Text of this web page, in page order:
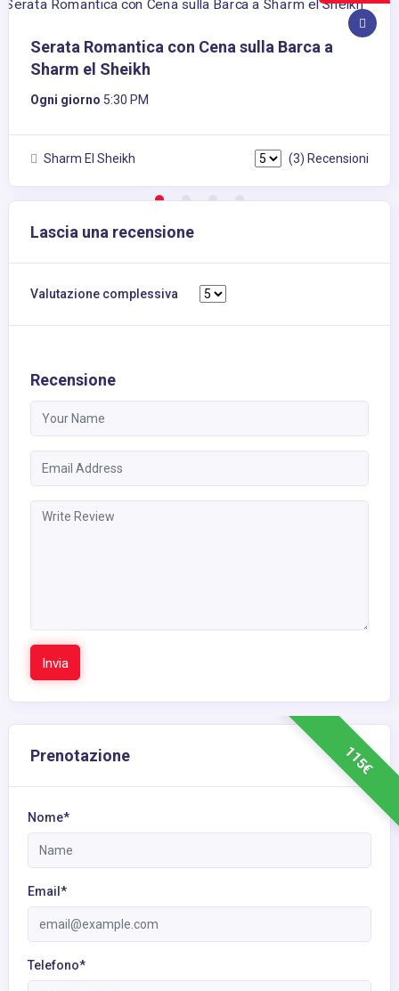
Serata Romantica con Cena sulla Barca a
Sharm el Sheikh
Ogni giorno 5:30 PM
Sharm El Sheikh (3) Recensioni
Lascia una recensione
Valutazione complessiva
Recensione
Invia
115€
Prenotazione
Nome*
Email*
Telefono*